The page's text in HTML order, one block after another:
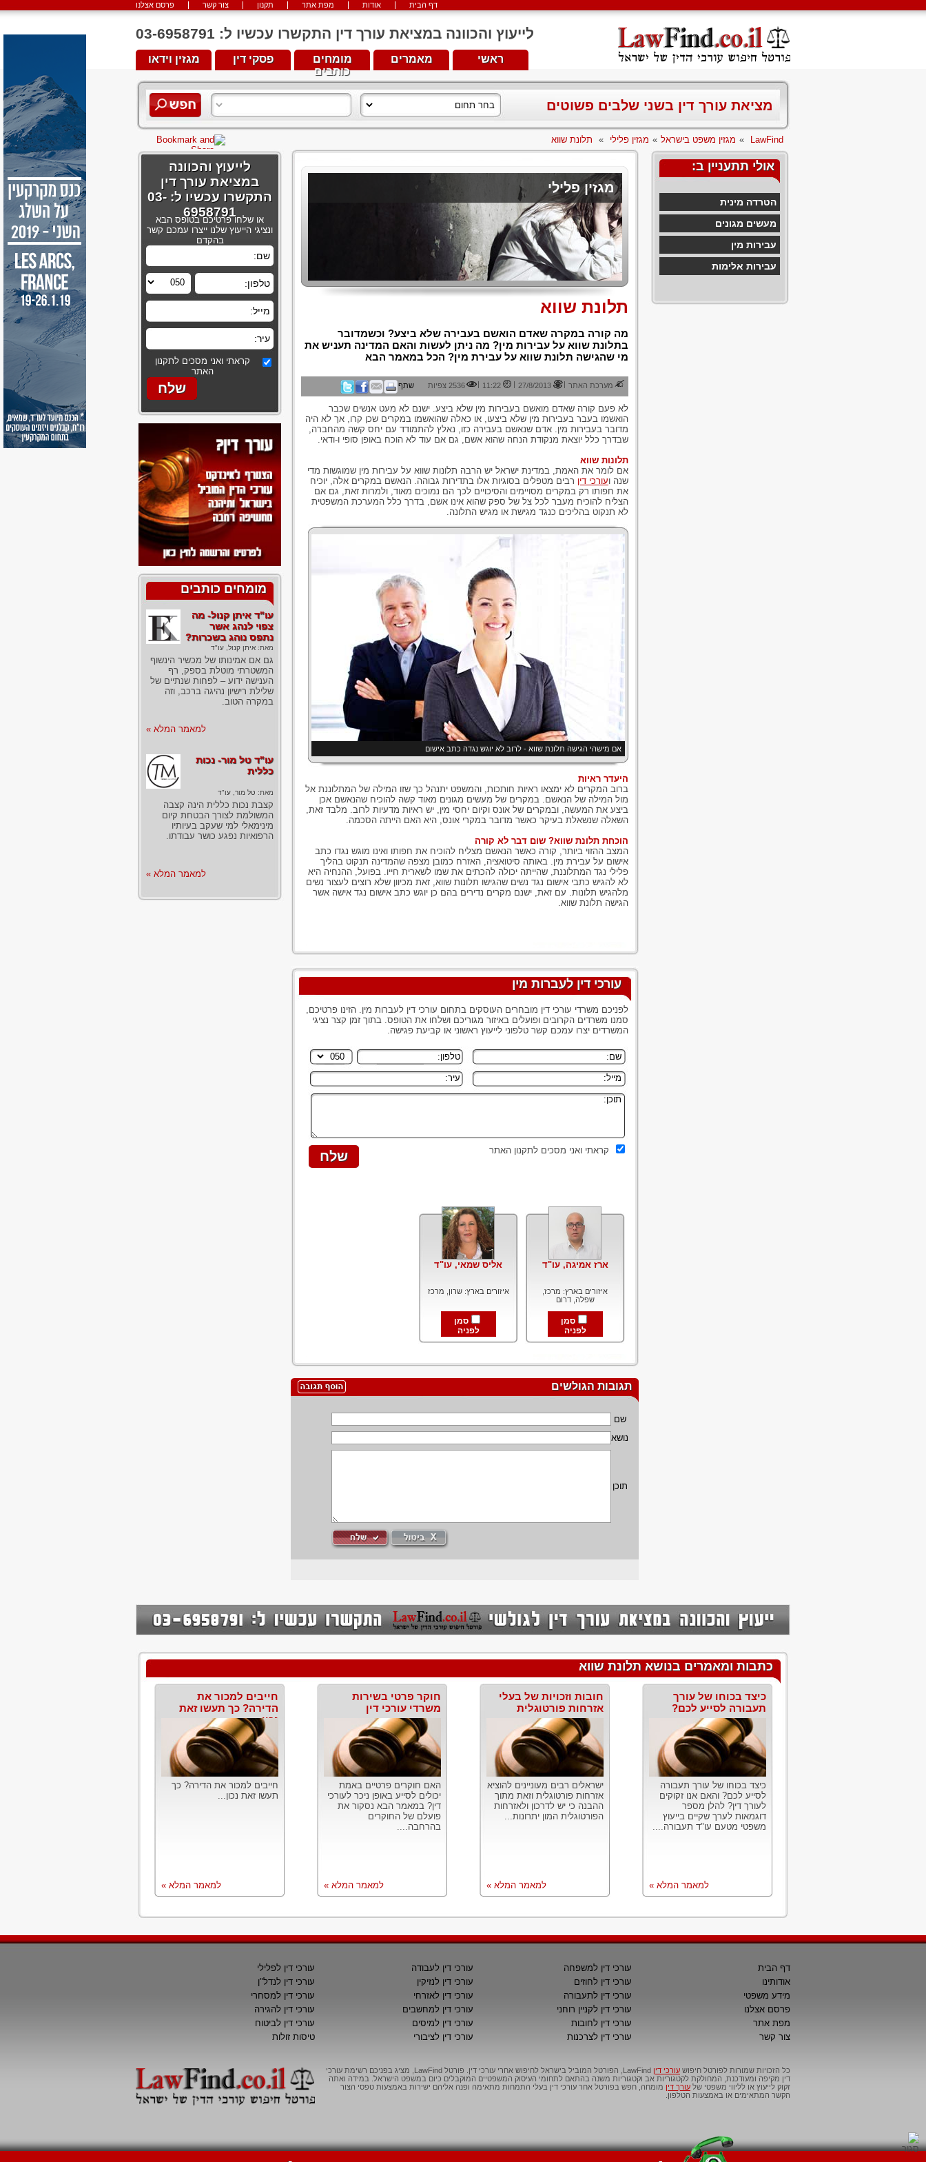
פרסם אצלנו צור קשר תקנון מפת אתר אודות דף הבית
לייעוץ והכוונה במציאת עורך דין התקשרו עכשיו ל: 03-6958791
מגזין וידאו פסקי דין
מומחים
כותבים
מאמרים ראשי
מציאת עורך דין בשני שלבים פשוטים
LawFind
» מגזין משפט בישראל » מגזין פלילי » תלונת שווא
אולי תתעניין ב:
הטרדה מינית
מעשים מגונים
עבירות מין
עבירות אלימות
מגזין פלילי
תלונת שווא
מה קורה במקרה שאדם הואשם בעבירה שלא ביצע? וכשמדובר
בתלונת שווא על עבירות מין? מה ניתן לעשות והאם המדינה תעניש את
מי שהגישה תלונת שווא על עבירת מין? הכל במאמר הבא
מערכת האתר |
27/8/2013
|
11:22
| 2536 צפיות שתף
לא פעם קורה שאדם מואשם בעבירות מין שלא ביצע. ישנם לא מעט אנשים שכבר
הואשמו בעבר בעבירות מין שלא ביצעו, או כאלה שהואשמו במקרים שכן קרו, אך לא היה
מדובר בעבירות מין. אדם שנאשם בעבירה כזו, נאלץ להתמודד עם יחס קשה מהחברה,
שבדרך כלל יוצאת מנקודת הנחה שהוא אשם, גם אם עוד לא הוכח באופן סופי ו-ודאי.
תלונות שווא
אם לומר את האמת, במדינת ישראל יש הרבה תלונות שווא על עבירות מין שמוגשות מדי
שנה ועורכי דין רבים מטפלים בסוגיות אלו בתדירות גבוהה. הנאשם במקרים אלה, יוכיח
את חפותו רק במקרים מסויימים והסיכויים לכך הם נמוכים מאוד, ולמרות זאת, גם אם
הצליח להוכיח מעבר לכל צל של ספק שהוא אינו אשם, בדרך כלל המערכת המשפטית
לא תנקוט בהליכים כנגד מגישת או מגיש התלונה.
אם מישהי הגישה תלונת שווא - לרוב לא יוגש נגדה כתב אישום
היעדר ראיות
ברוב המקרים לא ימצאו ראיות חותכות, והמשפט יתנהל כך שזו המילה של המתלוננת אל
מול המילה של הנאשם. במקרים של מעשים מגונים מאוד קשה להוכיח שהנאשם אכן
ביצע את המעשה, ובמקרים של אונס וקיום יחסי מין, יש ראיות מדעיות לרוב. מלבד זאת,
השאלה שנשאלת בעיקר כאשר מדובר במקרי אונס, היא האם הייתה הסכמה.
הוכחת תלונת שווא? שום דבר לא קורה
המצב ההזוי ביותר, קורה כאשר הנאשם מצליח להוכיח את חפותו ואינו מוגש נגדו כתב
אישום על עבירת מין. באותה סיטואציה, האזרח כמובן מצפה שהמדינה תנקוט בהליך
פלילי נגד המתלוננת, שהייתה יכולה להכתים את שמו לשארית חייו. בפועל, ההנחיה היא
לא להגיש כתבי אישום נגד נשים שהגישו תלונות שווא, זאת מכיוון שלא רוצים לעצור נשים
מלהגיש תלונות. עם זאת, ישנם מקרים נדירים בהם כן יוגש כתב אישום נגד אישה אשר
הגישה תלונת שווא.
עורכי דין לעברות מין
לפניכם משרדי עורכי דין מובחרים העוסקים בתחום עורכי דין לעברות מין. הזינו פרטיכם,
סמנו משרדים הקרובים ופועלים באיזור מגוריכם ושלחו את הטופס. בתוך זמן קצר נציגי
המשרדים יצרו עמכם קשר טלפוני לייעוץ ראשוני או קביעת פגישה.
קראתי ואני מסכים לתקנון האתר
ארז אמיגה, עו"ד
איזורים בארץ: מרכז,
שפלה, דרום
סמן
לפניה
אליס שמאי, עו"ד
איזורים בארץ: שרון, מרכז
סמן
לפניה
תגובות הגולשים
שם
נושא
תוכן
לייעוץ והכוונה
במציאת עורך דין
התקשרו עכשיו ל: 03-
6958791
או שלחו פרטיכם בטופס הבא
ונציגי הייעוץ שלנו ייצרו עמכם קשר
בהקדם
קראתי ואני מסכים לתקנון
האתר
מומחים כותבים
עו"ד איתן קנול- מה
צפוי לנהג אשר
נתפס נוהג בשכרות?
מאת: איתן קנול, עו"ד
גם אם אמינותו של מכשיר הינשוף
המשטרתי מוטלת בספק, רף
הענישה ידוע – לפחות שנתיים של
שלילת רישיון נהיגה ברכב, וזה
במקרה הטוב.
למאמר המלא »
עו"ד טל מור- נכות
כללית
מאת: טל מור, עו"ד
קצבת נכות כללית הינה קצבה
המשולמת לצורך הבטחת קיום
מינימאלי למי שעקב בעיותיו
הרפואיות נפגע כושר עבודתו.
למאמר המלא »
כתבות ומאמרים בנושא תלונת שווא
כיצד בכוחו של עורך
תעבורה לסייע לכם?
כיצד בכוחו של עורך תעבורה
לסייע לכם? והאם אנו זקוקים
לעורך דין? להלן מספר
דוגמאות לערך שקיים בייעוץ
משפטי מטעם עו"ד תעבורה....
למאמר המלא »
חובות וזכויות של בעלי
אזרחות פורטוגלית
ישראלים רבים מעוניינים להוציא
אזרחות פורטוגלית וזאת מתוך
ההבנה כי יש לדרכון ולאזרחות
הפורטוגלית המון יתרונות...
למאמר המלא »
חוקר פרטי בשירות
משרדי עורכי דין
האם חוקרים פרטיים באמת
יכולים לסייע באופן ניכר לעורכי
דין? במאמר הבא נסקור את
פועלם של החוקרים
בהרחבה....
למאמר המלא »
חייבים למכור את
הדירה? כך תעשו זאת
נכון
חייבים למכור את הדירה? כך
תעשו זאת נכון...
למאמר המלא »
דף הבית
אודותינו
מידע משפטי
פרסם אצלנו
מפת אתר
צור קשר
עורכי דין למשפחה
עורכי דין לחוזים
עורכי דין לתעבורה
עורכי דין לקניין רוחני
עורכי דין לחובות
עורכי דין לצרכנות
עורכי דין לעבודה
עורכי דין לנזיקין
עורכי דין לאזרחי
עורכי דין למחשבים
עורכי דין למיסים
עורכי דין לציבורי
עורכי דין לפלילי
עורכי דין לנדל"ן
עורכי דין למסחרי
עורכי דין להגירה
עורכי דין לביטוח
טיסות זולות
כל הזכויות שמורות לפורטל חיפוש עורכי דין
LawFind, הפורטל המוביל בישראל לחיפוש אחרי עורכי דין. פורטל LawFind, מציג בפניכם רשימת עורכי
דין מקיפה ומעודכנת, המחולקת לקטגוריות אב וקטגוריות משנה בהתאם לתחומי העיסוק המשפטיים המוקבלים כיום במשפט הישראל. במידה ואתה
זקוק לייעוץ או לליווי משפטי של עורך דין מומחה, חפש בפורטל אחר עורכי דין בעלי התמחות מתאימה ופנה אליהם ישירות באמצעות טפסי הצור
הקשר המתאימים או באמצעות הטלפון.